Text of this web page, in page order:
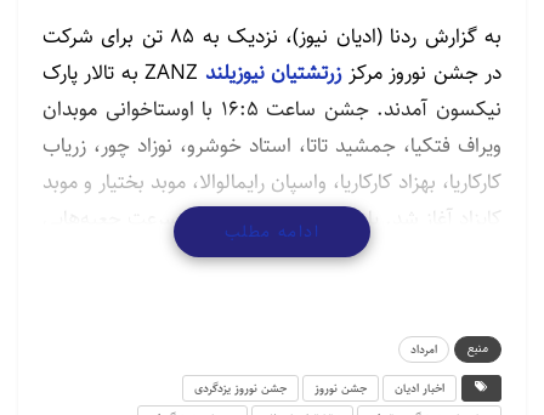
به گزارش ردنا (ادیان نیوز)، نزدیک به ۸۵ تن برای شرکت
در جشن نوروز مرکززرتشتیان نیوزیلند
ZANZ به تالار پارک
نیکسون آمدند. جشن ساعت ۱۶:5 با اوستاخوانی موبدان
ویراف فتکیا، جمشید تاتا، استاد خوشرو، نوزاد چور، زریاب
کارکاریا، بهزاد کارکاریا، واسپان رایمالوالا، موبد بختیار و موبد
کایزاد آغاز شد. پایان جشن، داوطلبان به سرعت جعبه‌هایی
از سِو، مالیدو، راوو، میوه ها و آجیل درست کردند. سپس
رفتن به خانه مقداری بخورند، کاسه‌هایی در دسترس بود.
ادامه مطلب
منبع
امرداد
اخبار ادیان
جشن نوروز
جشن نوروز یزدگردی